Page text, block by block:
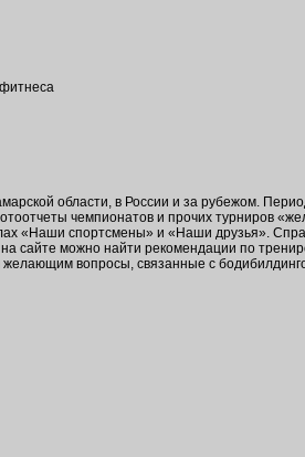
области, в России и за рубежом.
чемпионатов и прочих турниров
«Наши спортсмены» и «Наши друзья».
сайте можно найти рекомендации по
желающим вопросы, связанные с